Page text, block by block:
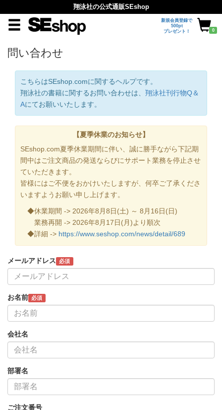
翔泳社の公式通販SEshop
新規会員登録で
500pt
プレゼント！
0
問い合わせ
こちらはSEshop.comに関するヘルプです。
翔泳社の書籍に関するお問い合わせは、 翔泳社刊行物Q＆
Aにてお願いいたします。
【夏季休業のお知らせ】
SEshop.com夏季休業期間に伴い、誠に勝手ながら下記期
間中はご注文商品の発送ならびにサポート業務を停止させ
ていただきます。
皆様にはご不便をおかけいたしますが、何卒ご了承くださ
いますようお願い申し上げます。
◆休業期間 -> 2026年8月8日(土) ～ 8月16日(日)
業務再開 -> 2026年8月17日(月)より順次
◆詳細 -> https://www.seshop.com/news/detail/689
メールアドレス 必須
お名前 必須
会社名
部署名
ご注文番号